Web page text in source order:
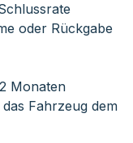
oder Rückgabe
Monaten
Fahrzeug dem